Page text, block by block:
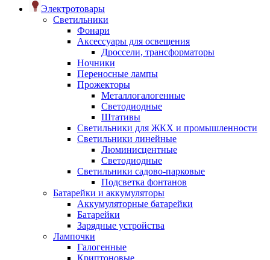
Электротовары
Светильники
Фонари
Аксессуары для освещения
Дроссели, трансформаторы
Ночники
Переносные лампы
Прожекторы
Металлогалогенные
Светодиодные
Штативы
Светильники для ЖКХ и промышленности
Светильники линейные
Люминисцентные
Светодиодные
Светильники садово-парковые
Подсветка фонтанов
Батарейки и аккумуляторы
Аккумуляторные батарейки
Батарейки
Зарядные устройства
Лампочки
Галогенные
Криптоновые